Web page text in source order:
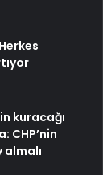
kuracağı
CHP’nin
almalı